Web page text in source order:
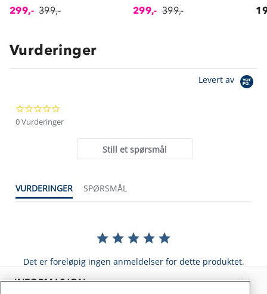
299,- 399,- 299,- 399,-
Vurderinger
Levert av
star
0 Vurderinger
Still et spørsmål
VURDERINGER SPØRSMÅL
Det er foreløpig ingen anmeldelser for dette produktet.
INFORMASJON
Kundeservice
Kundeklubb
Bedrift, barnehage og SFO
Presse
Klima og miljø
1% til samfunnet
Samarbeide med oss?
Trelagsprinsippet barn
Alt du trenger til Norgesferien
Gravidklær
Vask og vedlikehold
EL-retur
Store størrelser
Få turinspirasjon og tips her⛰
Overnatte utendørs⛺